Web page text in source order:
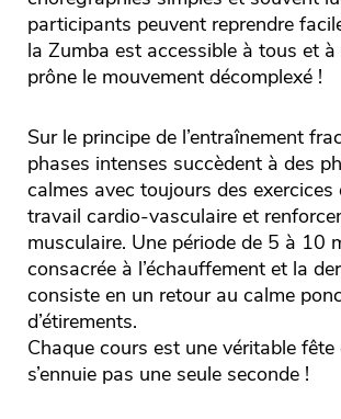
participants peuvent reprendre
la Zumba est accessible à tous et
prône le mouvement décomplexé !
Sur le principe de l’entraînement
phases intenses succèdent à des
calmes avec toujours des
travail cardio-vasculaire et
musculaire. Une période de 5 à 10
consacrée à l’échauffement et la
consiste en un retour au calme
d’étirements.
Chaque cours est une véritable fête
s’ennuie pas une seule seconde !